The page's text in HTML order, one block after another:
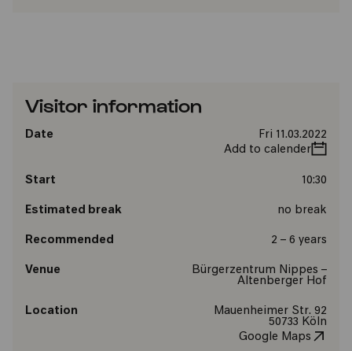
Visitor information
Date
Fri 11.03.2022
Add to calender
Start 10:30
Estimated break no break
Recommended 2 – 6 years
Venue
Bürgerzentrum Nippes –
Altenberger Hof
Location
Mauenheimer Str. 92
50733 Köln
Google Maps